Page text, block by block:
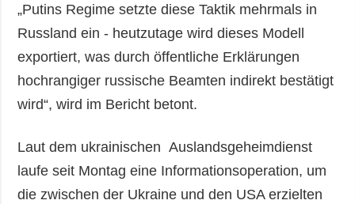
„Putins Regime setzte diese Taktik mehrmals in
Russland ein - heutzutage wird dieses Modell
exportiert, was durch öffentliche Erklärungen
hochrangiger russische Beamten indirekt bestätigt
wird“, wird im Bericht betont.
Laut dem ukrainischen Auslandsgeheimdienst
laufe seit Montag eine Informationsoperation, um
die zwischen der Ukraine und den USA erzielten